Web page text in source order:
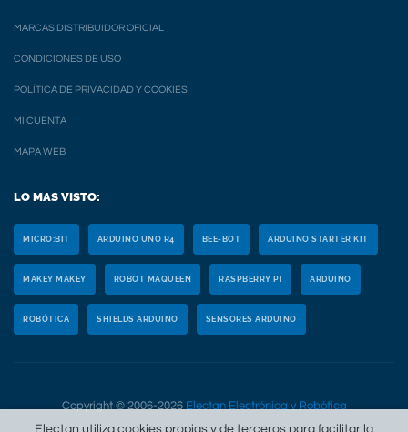
MARCAS DISTRIBUIDOR OFICIAL
CONDICIONES DE USO
POLÍTICA DE PRIVACIDAD Y COOKIES
MI CUENTA
MAPA WEB
LO MAS VISTO:
MICRO:BIT ARDUINO UNO R4 BEE-BOT ARDUINO STARTER KIT
MAKEY MAKEY ROBOT MAQUEEN RASPBERRY PI ARDUINO
ROBÓTICA SHIELDS ARDUINO SENSORES ARDUINO
Copyright © 2006-2026 Electan Electrónica y Robótica
Electan utiliza cookies propias y de terceros para facilitar la